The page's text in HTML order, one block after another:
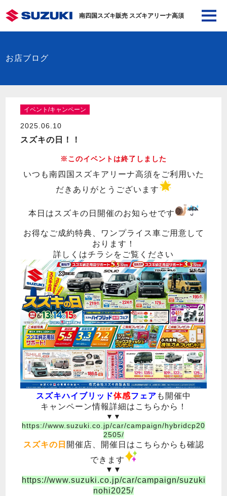
南四国スズキ販売 スズキアリーナ高須
お店ブログ
イベント/キャンペーン
2025.06.10
スズキの日！！
※このイベントは終了しました
いつも南四国スズキアリーナ高須をご利用いた
だきありがとうございます
本日はスズキの日開催のお知らせです
お得なご成約特典、ワンプライス車ご用意して
おります！
詳しくはチラシをご覧ください
スズキハイブリッド体感フェア も開催中
キャンペーン情報詳細はこちらから！
▼▼
https://www.suzuki.co.jp/car/campaign/hybridcp20
2505/
スズキの日 開催店、開催日はこちらからも確認
できます
▼▼
https://www.suzuki.co.jp/car/campaign/suzuki
nohi2025/